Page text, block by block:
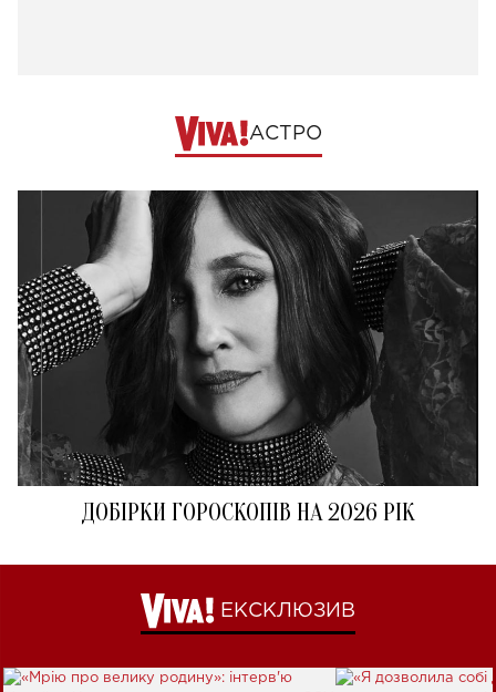
АСТРО
ДОБІРКИ ГОРОСКОПІВ НА 2026 РІК
ЕКСКЛЮЗИВ